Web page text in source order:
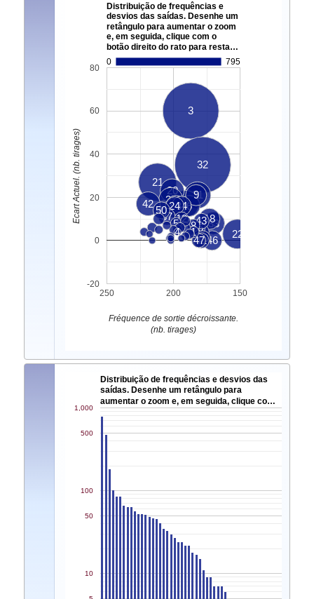
Distribuição de frequências e
desvios das saídas. Desenhe um
retângulo para aumentar o zoom
e, em seguida, clique com o
botão direito do rato para resta…
0
795
3
32
21
22
31
39
20
35
42
33
6
7
9
18
1534
46
24
37
50
2
36
40
41
43
12
47
8
1
5
4
250 200 150
-20
0
20
40
60
80
Fréquence de sortie décroissante.
(nb. tirages)
Ecart Actuel. (nb. tirages)
Distribuição de frequências e desvios das
saídas. Desenhe um retângulo para
aumentar o zoom e, em seguida, clique co…
10
50
100
500
1,000